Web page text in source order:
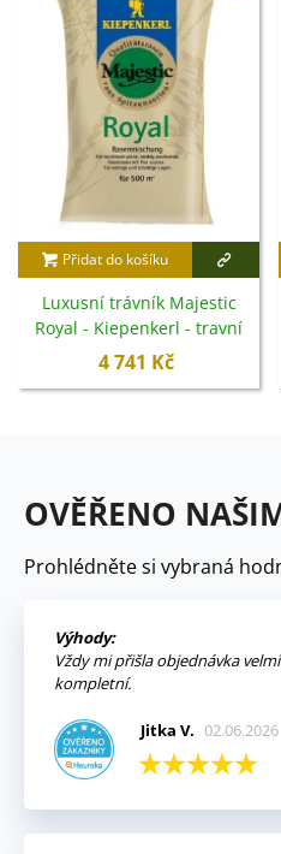
Přidat do košíku
Luxusní trávník Majestic
Royal - Kiepenkerl - travní
směs - 10 kg
4 741 Kč
OVĚŘENO
Prohlédněte si vybraná
Výhody:
Vždy mi přišla objednávka
kompletní.
Jitka V. 02.06.2026